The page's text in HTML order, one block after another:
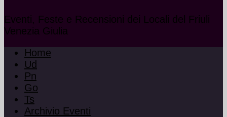
Eventi, Feste e Recensioni dei Locali del Friuli
Venezia Giulia
Home
Ud
Pn
Go
Ts
Archivio Eventi